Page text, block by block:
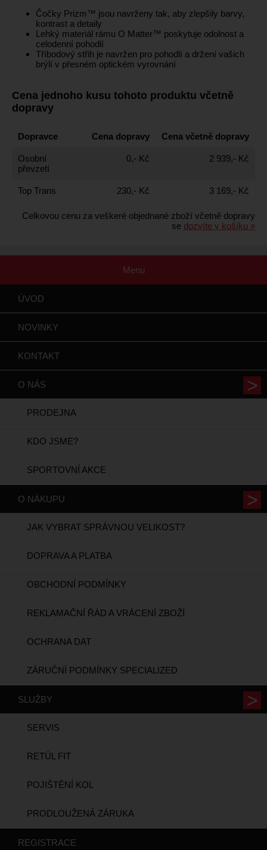
Čočky Prizm™ jsou navrženy tak, aby zlepšily barvy,
kontrast a detaily
Lehký materiál rámu O Matter™ poskytuje odolnost a
celodenní pohodlí
Tříbodový střih je navržen pro pohodlí a držení vašich
brýlí v přesném optickém vyrovnání
Cena jednoho kusu tohoto produktu včetně
dopravy
Dopravce Cena dopravy Cena včetně dopravy
Osobní
převzetí
0,- Kč 2 939,- Kč
Top Trans 230,- Kč 3 169,- Kč
Celkovou cenu za veškeré objednané zboží včetně dopravy
se dozvíte v košíku »
Menu
ÚVOD
NOVINKY
KONTAKT
O NÁS
PRODEJNA
KDO JSME?
SPORTOVNÍ AKCE
O NÁKUPU
JAK VYBRAT SPRÁVNOU VELIKOST?
DOPRAVA A PLATBA
OBCHODNÍ PODMÍNKY
REKLAMAČNÍ ŘÁD A VRÁCENÍ ZBOŽÍ
OCHRANA DAT
ZÁRUČNÍ PODMÍNKY SPECIALIZED
SLUŽBY
SERVIS
RETÜL FIT
POJIŠTĚNÍ KOL
PRODLOUŽENÁ ZÁRUKA
REGISTRACE